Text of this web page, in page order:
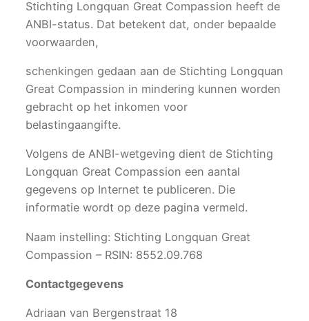
Stichting Longquan Great Compassion heeft de
ANBI-status. Dat betekent dat, onder bepaalde
voorwaarden,
schenkingen gedaan aan de Stichting Longquan
Great Compassion in mindering kunnen worden
gebracht op het inkomen voor
belastingaangifte.
Volgens de ANBI-wetgeving dient de Stichting
Longquan Great Compassion een aantal
gegevens op Internet te publiceren. Die
informatie wordt op deze pagina vermeld.
Naam instelling: Stichting Longquan Great
Compassion – RSIN: 8552.09.768
Contactgegevens
Adriaan van Bergenstraat 18